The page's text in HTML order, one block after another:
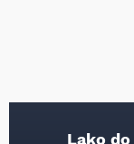
Lako